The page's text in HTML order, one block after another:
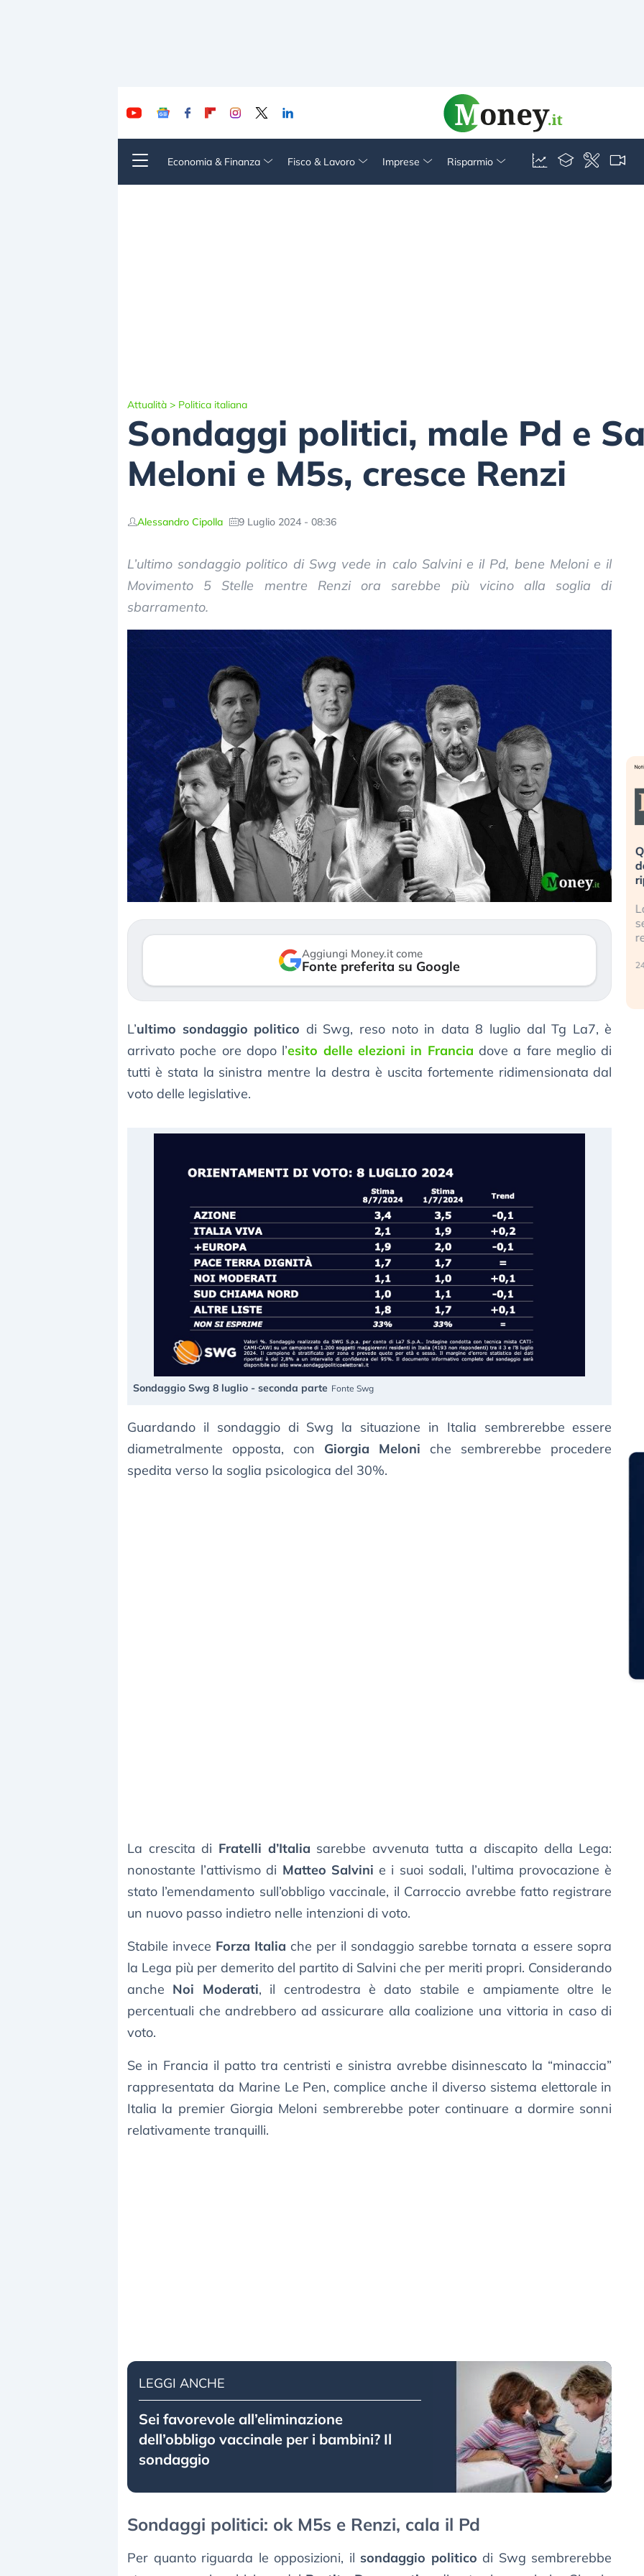
Economia & Finanza Fisco & Lavoro Imprese Risparmio
Attualità > Politica italiana
Sondaggi politici, male Pd e
Meloni e M5s, cresce Renzi
Alessandro Cipolla 9 Luglio 2024 - 08:36
L’ultimo sondaggio politico di Swg vede in calo Salvini e il Pd, bene Meloni e il
Movimento 5 Stelle mentre Renzi ora sarebbe più vicino alla soglia di
sbarramento.
Aggiungi Money.it come
Fonte preferita su Google
L’ultimo sondaggio politico di Swg, reso noto in data 8 luglio dal Tg La7, è
arrivato poche ore dopo l’esito delle elezioni in Francia dove a fare meglio di
tutti è stata la sinistra mentre la destra è uscita fortemente ridimensionata dal
voto delle legislative.
Sondaggio Swg 8 luglio - seconda parte Fonte Swg
Guardando il sondaggio di Swg la situazione in Italia sembrerebbe essere
diametralmente opposta, con Giorgia Meloni che sembrerebbe procedere
spedita verso la soglia psicologica del 30%.
La crescita di Fratelli d’Italia sarebbe avvenuta tutta a discapito della Lega:
nonostante l’attivismo di Matteo Salvini e i suoi sodali, l’ultima provocazione è
stato l’emendamento sull’obbligo vaccinale, il Carroccio avrebbe fatto registrare
un nuovo passo indietro nelle intenzioni di voto.
Stabile invece Forza Italia che per il sondaggio sarebbe tornata a essere sopra
la Lega più per demerito del partito di Salvini che per meriti propri. Considerando
anche Noi Moderati, il centrodestra è dato stabile e ampiamente oltre le
percentuali che andrebbero ad assicurare alla coalizione una vittoria in caso di
voto.
Se in Francia il patto tra centristi e sinistra avrebbe disinnescato la “minaccia”
rappresentata da Marine Le Pen, complice anche il diverso sistema elettorale in
Italia la premier Giorgia Meloni sembrerebbe poter continuare a dormire sonni
relativamente tranquilli.
LEGGI ANCHE
Sei favorevole all’eliminazione
dell’obbligo vaccinale per i bambini? Il
sondaggio
Sondaggi politici: ok M5s e Renzi, cala il Pd
Per quanto riguarda le opposizioni, il sondaggio politico di Swg sembrerebbe
Dalle valutazioni estreme alla
correzione. Cosa sta guidando il
repricing degli asset?
mostrando segni di stanchezza
«La mia vita è rovinata». Investitori
in preda al panico dopo lo scoppio
della bolla AI
Kospi, mentre gli investitori retail (…)
30 luglio 2026
Quando la finanza pesa più
dell’economia reale.
ripetendo gli errori del 2008?
La ricchezza mondiale cresce,
sempre più sganciata
reale. (…)